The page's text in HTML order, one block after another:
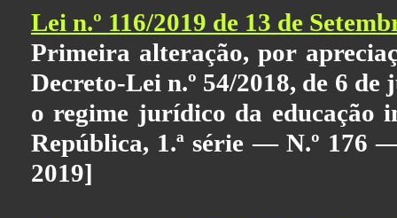
Lei n.º 116/2019 de 13 de
Primeira alteração, por
Decreto-Lei n.º 54/2018, de 6 de
o regime jurídico da educação
República, 1.ª série — N.º 176
2019]